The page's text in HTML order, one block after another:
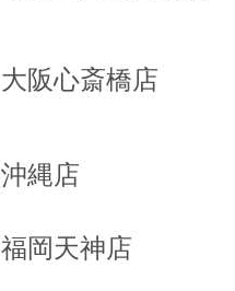
大阪心斎橋店
沖縄店
福岡天神店